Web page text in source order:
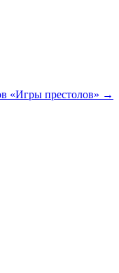
«Игры престолов» →